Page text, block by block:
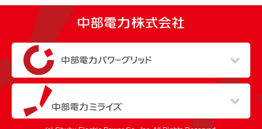
（新しいウィンドウを開きます）
（新しいウィンドウを開きます）